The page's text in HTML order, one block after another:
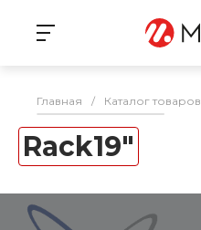
Главная / Каталог товаров
Rack19"